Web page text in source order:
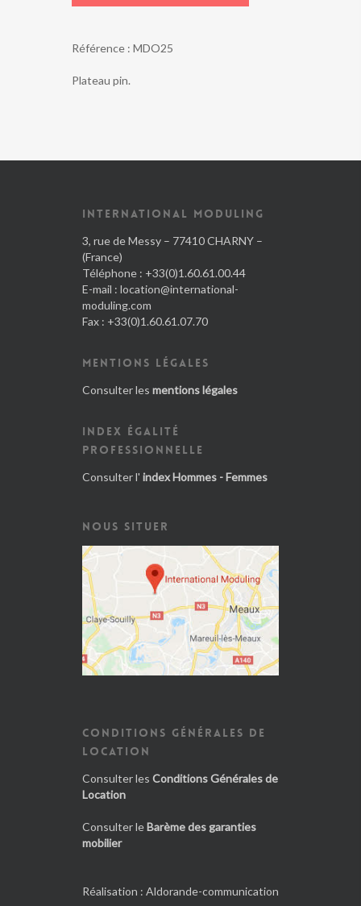
Ø60
Référence : MDO25
Plateau pin.
INTERNATIONAL MODULING
3, rue de Messy – 77410 CHARNY –
(France)
Téléphone : +33(0)1.60.61.00.44
E-mail : location@international-
moduling.com
Fax : +33(0)1.60.61.07.70
MENTIONS LÉGALES
Consulter les mentions légales
INDEX ÉGALITÉ
PROFESSIONNELLE
Consulter l' index Hommes - Femmes
NOUS SITUER
CONDITIONS GÉNÉRALES DE
LOCATION
Consulter les Conditions Générales de
Location
Consulter le Barème des garanties
mobilier
Réalisation : Aldorande-communication